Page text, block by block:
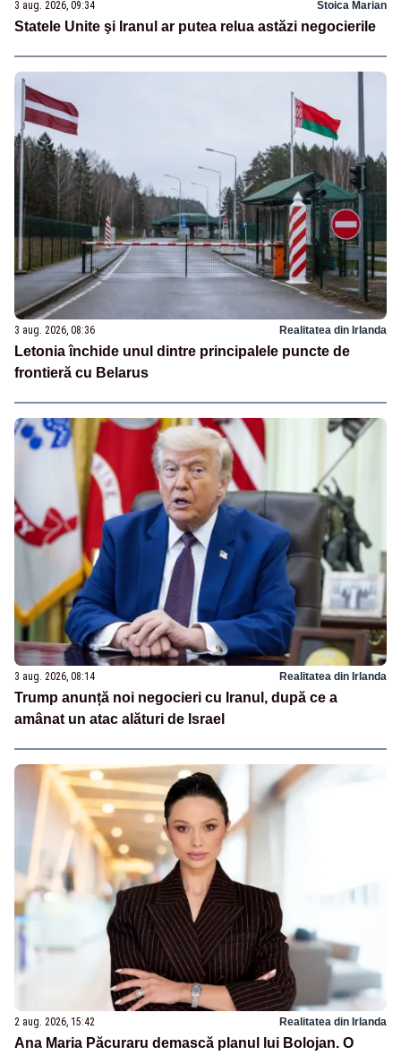
3 aug. 2026, 09:34 Stoica Marian
Statele Unite şi Iranul ar putea relua astăzi negocierile
3 aug. 2026, 08:36 Realitatea din Irlanda
Letonia închide unul dintre principalele puncte de
frontieră cu Belarus
3 aug. 2026, 08:14 Realitatea din Irlanda
Trump anunță noi negocieri cu Iranul, după ce a
amânat un atac alături de Israel
2 aug. 2026, 15:42 Realitatea din Irlanda
Ana Maria Păcuraru demască planul lui Bolojan. O